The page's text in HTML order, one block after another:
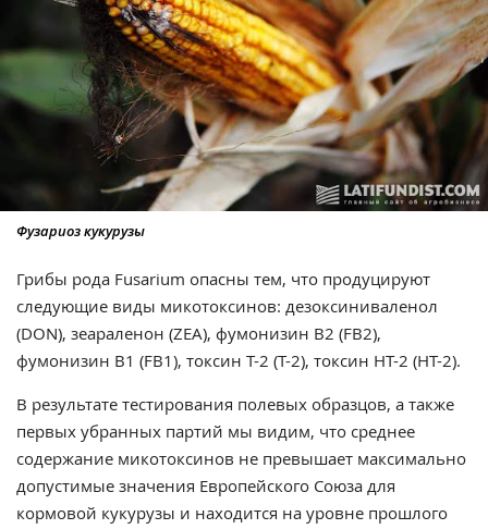
Фузариоз кукурузы
Грибы рода Fusarium опасны тем, что продуцируют
следующие виды микотоксинов: дезоксиниваленол
(DON), зеараленон (ZEA), фумонизин B2 (FB2),
фумонизин B1 (FB1), токсин T-2 (T-2), токсин HT-2 (HT-2).
В результате тестирования полевых образцов, а также
первых убранных партий мы видим, что среднее
содержание микотоксинов не превышает максимально
допустимые значения Европейского Союза для
кормовой кукурузы и находится на уровне прошлого